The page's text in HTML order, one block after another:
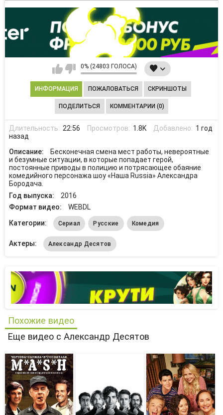
0% (24803 ГОЛОСА)
ИНФОРМАЦИЯ ПОЖАЛОВАТЬСЯ СКРИНШОТЫ
ПОДЕЛИТЬСЯ КОММЕНТАРИИ (0)
Длительность: 22:56 Просмотров: 1.8K Добавлено: 1 год
назад
Описание:
Бесконечная смена мест работы, невероятные
и безумные ситуации, в которые попадает герой,
постоянные приводы в полицию и потрясающее обаяние
комедийного персонажа шоу «Наша Russia» Александра
Бородача.
Год выпуска:
2016
Формат видео:
WEBDL
Категории:
Сериал Русские Комедия
Актеры: Александр Десятов
Похожие видео
Еще видео с Александр Десятов